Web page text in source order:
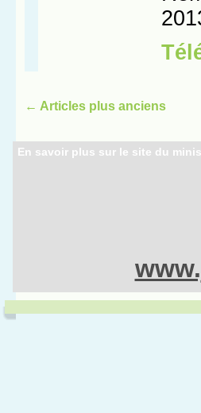
← Articles plus anciens
En savoir plus sur le site du